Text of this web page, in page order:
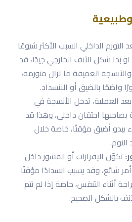
التورم الداخلي السبب الأكثر شيوعًا
بدا شكل الأنف الخارجي جيدًا، قد
العميقة ما تزال متورمة،
بالضيق أو الانسداد.
بعد العملية، تدخل الأنسجة في
يصاحبها احتقان داخلي، وهذا قد
أضيق مؤقتًا، خاصة خلال
النوم.
تكوّن الإفرازات أو القشور داخل
شائع، وقد يسبب انسدادًا مؤقتًا
أثناء التنفس، خاصة إذا لم تتم
بالشكل الصحيح.